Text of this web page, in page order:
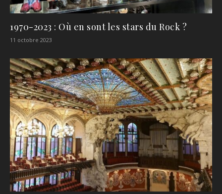
1970-2023 : Où en sont les stars du Rock ?
11 octobre 2023